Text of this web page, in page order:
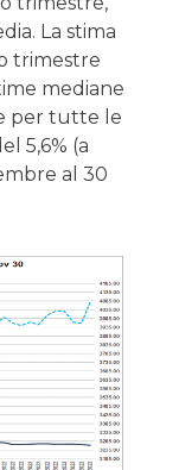
La stima
trimestre
mediane
per tutte le
5,6% (a
al 30